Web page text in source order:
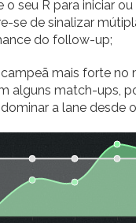
o seu R para iniciar
se de sinalizar
do follow-up;
campeã mais forte
alguns match-ups,
a lane desde